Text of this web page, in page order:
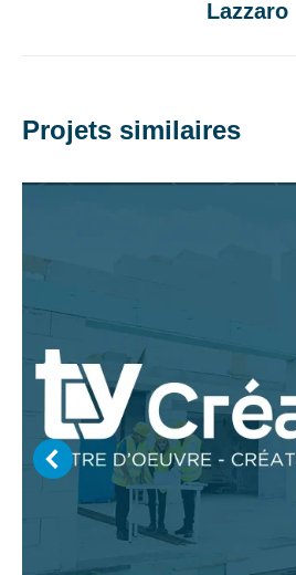
Projets
Lazzaro
Projets similaires